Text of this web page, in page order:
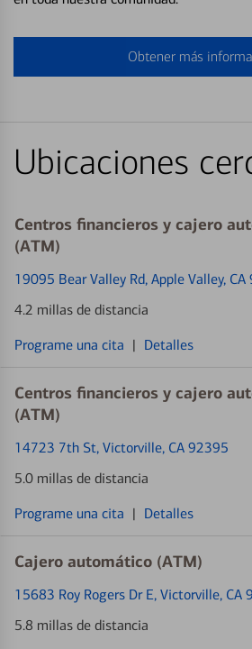
Obtener más
Ubicaciones
Centros financieros y cajero
(ATM)
19095 Bear Valley Rd, Apple Valley,
4.2 millas de distancia
Programe una cita | Detalles
Centros financieros y cajero
(ATM)
14723 7th St, Victorville, CA 92395
5.0 millas de distancia
Programe una cita | Detalles
Cajero automático (ATM)
15683 Roy Rogers Dr E, Victorville, CA
5.8 millas de distancia